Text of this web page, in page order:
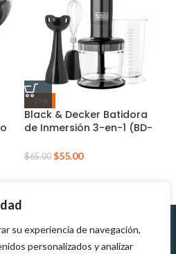
su experiencia de navegación,
personalizados y analizar
-15%
Black & Decker Batidora
de Inmersión 3-en-1 (BD-
$65.00 $55.00
de tratamiento de